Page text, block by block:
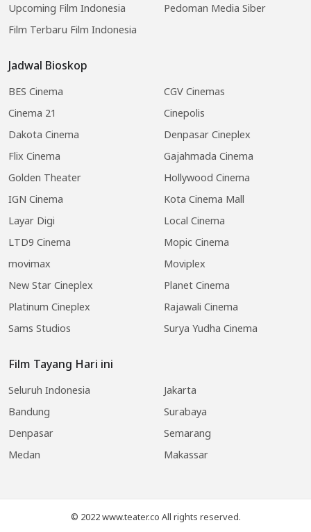
Upcoming Film Indonesia
Film Terbaru Film Indonesia
Jadwal Bioskop
BES Cinema
CGV Cinemas
Cinema 21
Cinepolis
Dakota Cinema
Denpasar Cineplex
Flix Cinema
Gajahmada Cinema
Golden Theater
Hollywood Cinema
IGN Cinema
Kota Cinema Mall
Layar Digi
Local Cinema
LTD9 Cinema
Mopic Cinema
movimax
Moviplex
New Star Cineplex
Planet Cinema
Platinum Cineplex
Rajawali Cinema
Sams Studios
Surya Yudha Cinema
Film Tayang Hari ini
Seluruh Indonesia
Jakarta
Bandung
Surabaya
Denpasar
Semarang
Medan
Makassar
Pedoman Media Siber
© 2022 www.teater.co All rights reserved.